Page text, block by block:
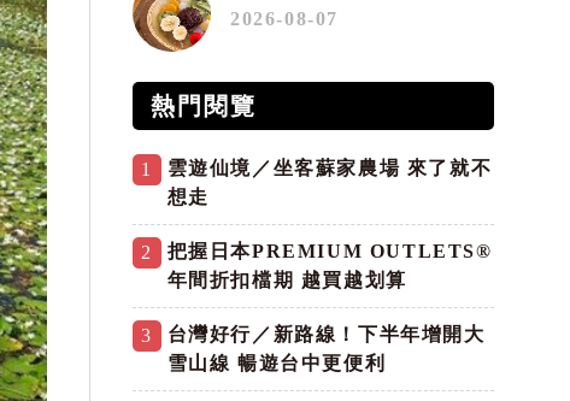
2026-08-07
熱門閱覽
1
雲遊仙境／坐客蘇家農場 來了就不
想走
2
把握日本PREMIUM OUTLETS®
年間折扣檔期 越買越划算
3
台灣好行／新路線！下半年增開大
雪山線 暢遊台中更便利